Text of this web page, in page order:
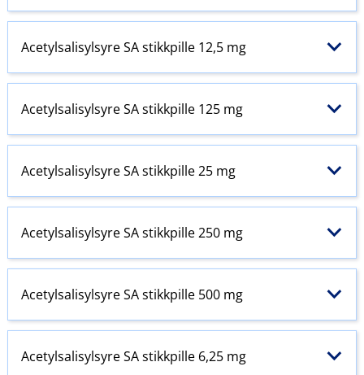
Acetylsalisylsyre SA stikkpille 12,5 mg
Acetylsalisylsyre SA stikkpille 125 mg
Acetylsalisylsyre SA stikkpille 25 mg
Acetylsalisylsyre SA stikkpille 250 mg
Acetylsalisylsyre SA stikkpille 500 mg
Acetylsalisylsyre SA stikkpille 6,25 mg